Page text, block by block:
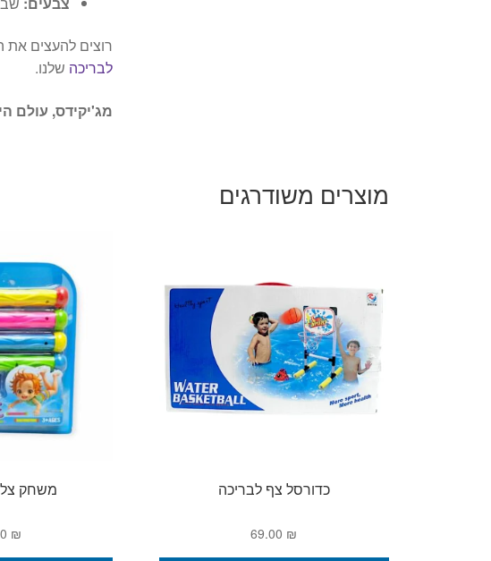
רוצים להעצים את
לבריכה שלנו.
מג'יקידס, עולם
מוצרים משודרגים
כדורסל צף לבריכה
69.00 ₪
משחק
₪